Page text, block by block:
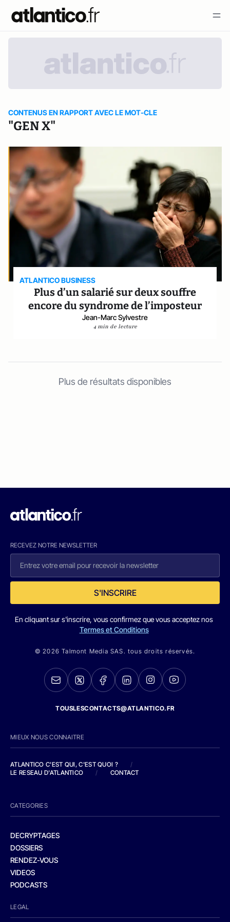
CONTENUS EN RAPPORT AVEC LE MOT-CLE
"GEN X"
ATLANTICO BUSINESS
Plus d’un salarié sur deux souffre
encore du syndrome de l’imposteur
Jean-Marc Sylvestre
4 min de lecture
Plus de résultats disponibles
RECEVEZ NOTRE NEWSLETTER
S'INSCRIRE
En cliquant sur s'inscrire, vous confirmez que vous acceptez nos
Termes et Conditions
© 2026 Talmont Media SAS. tous droits réservés.
TOUSLESCONTACTS@ATLANTICO.FR
MIEUX NOUS CONNAITRE
ATLANTICO C'EST QUI, C'EST QUOI ?
/
LE RESEAU D'ATLANTICO
/ CONTACT
CATEGORIES
DECRYPTAGES
DOSSIERS
RENDEZ-VOUS
VIDEOS
PODCASTS
LEGAL